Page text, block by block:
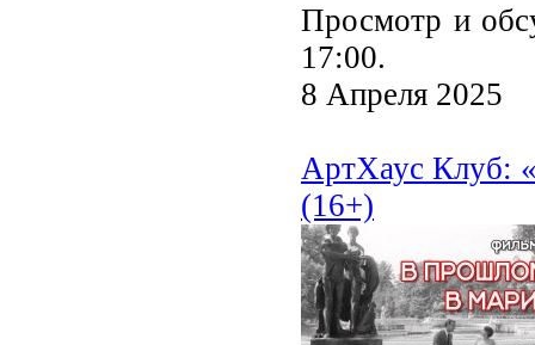
Просмотр и
17:00.
8 Апреля 2025
АртХаус Клуб:
(16+)